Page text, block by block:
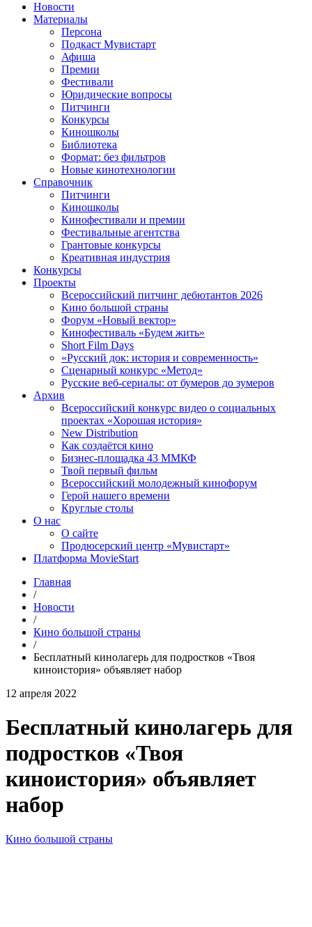
Новости
Материалы
Персона
Подкаст Мувистарт
Афиша
Премии
Фестивали
Юридические вопросы
Питчинги
Конкурсы
Киношколы
Библиотека
Формат: без фильтров
Новые кинотехнологии
Справочник
Питчинги
Киношколы
Кинофестивали и премии
Фестивальные агентства
Грантовые конкурсы
Креативная индустрия
Конкурсы
Проекты
Всероссийский питчинг дебютантов 2026
Кино большой страны
Форум «Новый вектор»
Кинофестиваль «Будем жить»
Short Film Days
«Русский док: история и современность»
Сценарный конкурс «Метод»
Русские веб-сериалы: от бумеров до зумеров
Архив
Всероссийский конкурс видео о социальных
проектах «Хорошая история»
New Distribution
Как создаётся кино
Бизнес-площадка 43 ММКФ
Твой первый фильм
Всероссийский молодежный кинофорум
Герой нашего времени
Круглые столы
О нас
О сайте
Продюсерский центр «Мувистарт»
Платформа MovieStart
Главная
/
Новости
/
Кино большой страны
/
Бесплатный кинолагерь для подростков «Твоя
киноистория» объявляет набор
12 апреля 2022
Бесплатный кинолагерь для
подростков «Твоя
киноистория» объявляет
набор
Кино большой страны